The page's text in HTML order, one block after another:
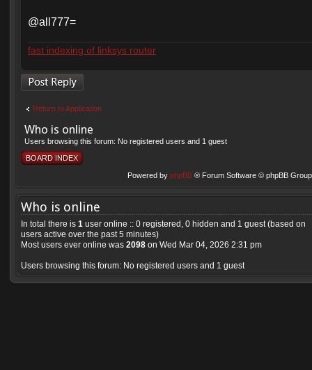
@all777=
fast indexing of linksys router
Post a reply
Return to Application
Who is online
Users browsing this forum: No registered users and 1 guest
BOARD INDEX
Powered by phpBB® Forum Software © phpBB
Who is online
In total there is 1 user online :: 0 registered, 0 hidden and 1 guest (based on
users active over the past 5 minutes)
Most users ever online was 2098 on Wed Mar 04, 2026 2:31 pm
Users browsing this forum: No registered users and 1 guest